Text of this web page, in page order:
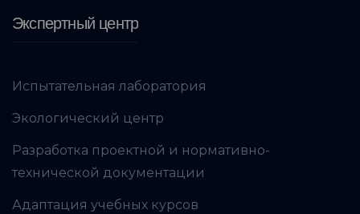
Экспертный центр
Испытательная лаборатория
Экологический центр
Разработка проектной и нормативно-
технической документации
Адаптация учебных курсов